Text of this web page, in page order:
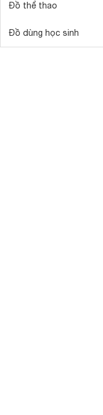
Đồ thể thao
Đồ dùng học sinh